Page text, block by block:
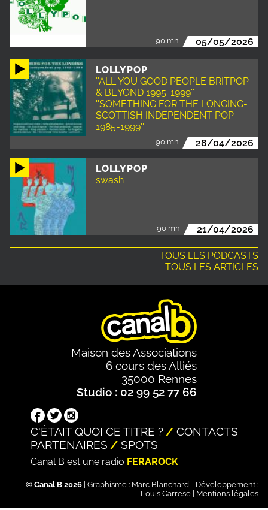
90 mn 05/05/2026
LOLLYPOP
''ALL YOU GOOD PEOPLE BRITPOP
& BEYOND 1995-1999''
''SOMETHING FOR THE LONGING-
SCOTTISH INDEPENDENT POP
1985-1999''
90 mn 28/04/2026
LOLLYPOP
swash
90 mn 21/04/2026
TOUS LES PODCASTS
TOUS LES ARTICLES
Maison des Associations
6 cours des Alliés
35000 Rennes
Studio : 02 99 52 77 66
C'ÉTAIT QUOI CE TITRE ?
CONTACTS
PARTENAIRES
SPOTS
Canal B est une radio FERAROCK
© Canal B 2026 | Graphisme : Marc Blanchard - Développement :
Louis Carrese
Mentions légales